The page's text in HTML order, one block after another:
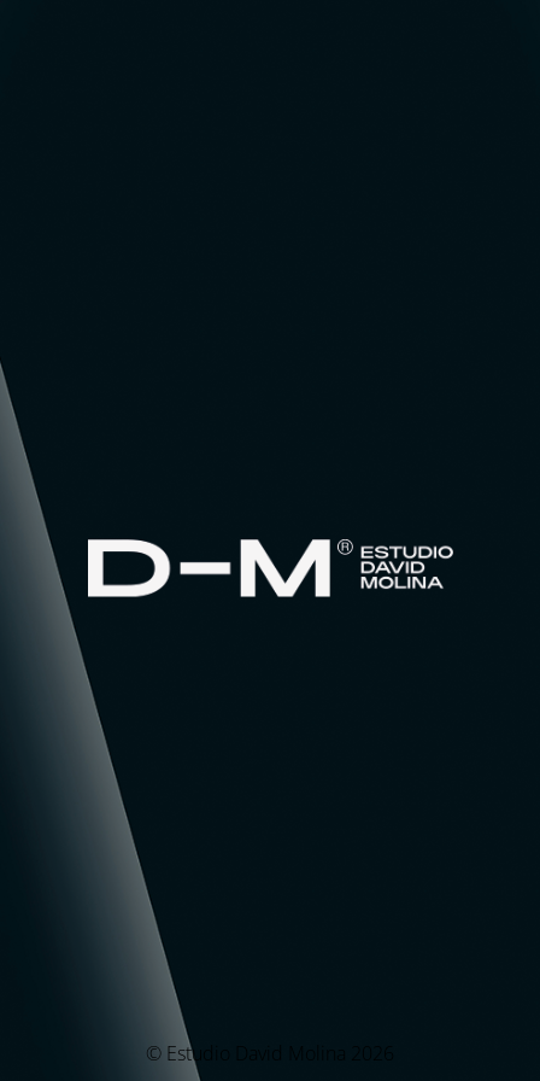
© Estudio David Molina 2026